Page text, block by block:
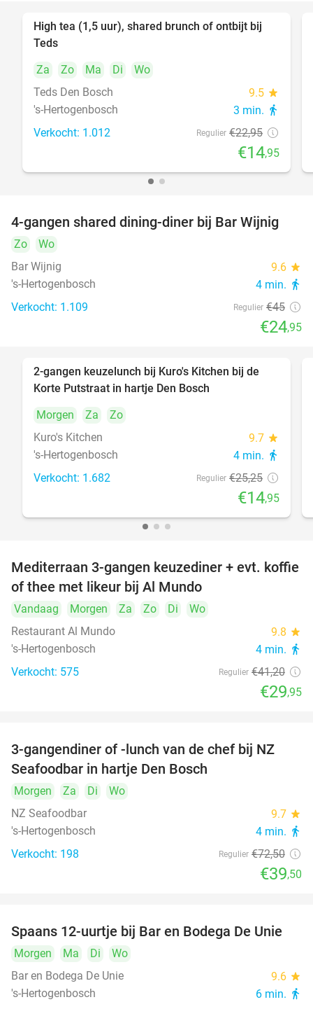
35%
High tea (1,5 uur), shared brunch of ontbijt bij
Teds
Za
Zo Ma Di
Wo
Teds Den Bosch
9.5 star
's-Hertogenbosch 3 min. directions_walk
Verkocht: 1.012 Regulier €22,95
€14,95
45%
4-gangen shared dining-diner bij Bar Wijnig
Zo
Wo
Bar Wijnig
9.6 star
's-Hertogenbosch 4 min. directions_walk
Verkocht: 1.109 Regulier €45
€24,95
2-gangen keuzelunch bij Kuro's Kitchen bij de
Korte Putstraat in hartje Den Bosch
Morgen
Za
Zo
Kuro's Kitchen
9.7 star
's-Hertogenbosch 4 min. directions_walk
Verkocht: 1.682 Regulier €25,25
€14,95
27%
Mediterraan 3-gangen keuzediner + evt. koffie
of thee met likeur bij Al Mundo
Vandaag Morgen Za Zo Di
Wo
Restaurant Al Mundo
9.8 star
's-Hertogenbosch 4 min. directions_walk
Verkocht: 575 Regulier €41,20
€29,95
46%
3-gangendiner of -lunch van de chef bij NZ
Seafoodbar in hartje Den Bosch
Morgen Za Di
Wo
NZ Seafoodbar
9.7 star
's-Hertogenbosch 4 min. directions_walk
Verkocht: 198 Regulier €72,50
€39,50
42%
Spaans 12-uurtje bij Bar en Bodega De Unie
Morgen Ma Di
Wo
Bar en Bodega De Unie
9.6 star
's-Hertogenbosch 6 min. directions_walk